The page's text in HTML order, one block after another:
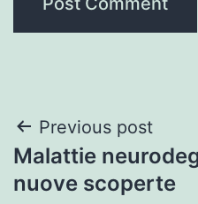
Post
navigation
Previous post
Malattie
nuove scoperte